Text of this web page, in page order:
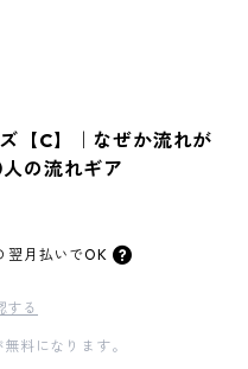
【C】｜なぜか流れが
の流れギア
翌月払いでOK
する
料になります。